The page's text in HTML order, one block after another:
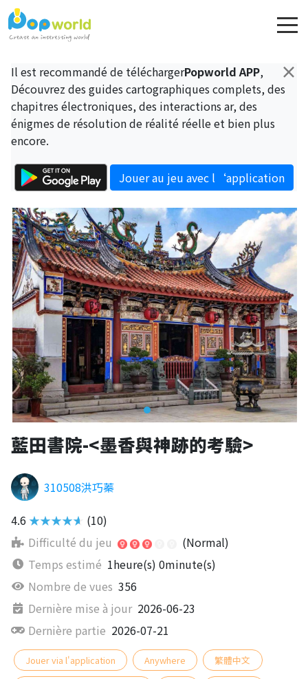
×
Il est recommandé de téléchargerPopworld APP,
Découvrez des guides cartographiques complets, des
chapitres électroniques, des interactions ar, des
énigmes de résolution de réalité réelle et bien plus
encore.
Jouer au jeu avec l‘application
藍田書院-<墨香與神跡的考驗>
310508洪巧蓁
4.6 ★★★★★ (10)
Difficulté du jeu
(Normal)
Temps estimé 1heure(s) 0minute(s)
Nombre de vues 356
Dernière mise à jour 2026-06-23
Dernière partie 2026-07-21
Jouer via l'application Anywhere 繁體中文